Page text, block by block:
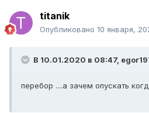
titanik
Опубликовано 10 января,
В 10.01.2020 в 08:47,
перебор ....а зачем опускать